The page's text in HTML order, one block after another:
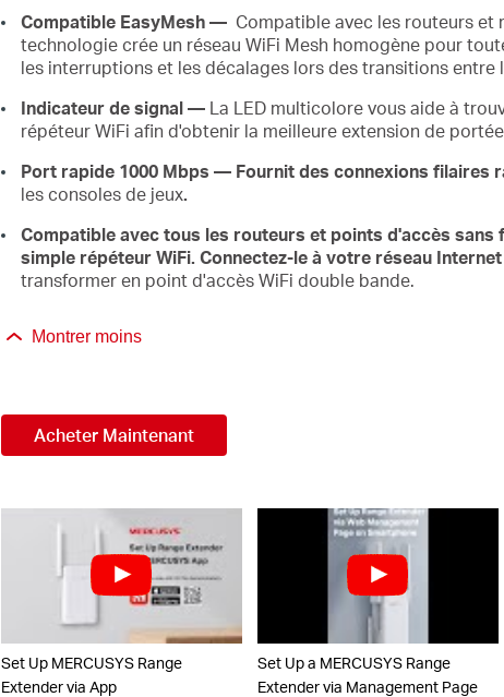
Compatible EasyMesh — Compatible avec les routeurs et
technologie crée un réseau WiFi Mesh homogène pour
les interruptions et les décalages lors des transitions entre
Indicateurdesignal— La LED multicolore vous aide à
répéteur WiFi afin d'obtenir la meilleure extension de
Port rapide 1000 Mbps — Fournit des connexions filaires
les consoles de jeux.
Compatibleavectous les routeurs et points d'accès sans
simple répéteur WiFi. Connectez-le à votre réseau
transformer en point d'accès WiFi double bande.
Montrer moins
Acheter Maintenant
Set Up MERCUSYS Range
Extender via App
Set Up a MERCUSYS Range
Extender via Management Page